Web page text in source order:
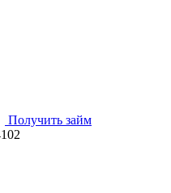
Получить займ